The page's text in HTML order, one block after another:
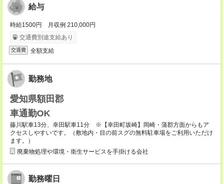
給与
時給1500円 月収例 210,000円
交通費別途支給あり
交通費 全額支給
勤務地
愛知県額田郡
車通勤OK
藤川駅車13分、幸田駅車11分 ※【幸田町坂崎】岡崎・蒲郡方面からもア
クセスしやすいです。（敷地内・目の前スグの無料駐車場をご利用いただけ
ます。）
廃棄物処理や環境・衛生サービスを手掛ける会社
勤務曜日